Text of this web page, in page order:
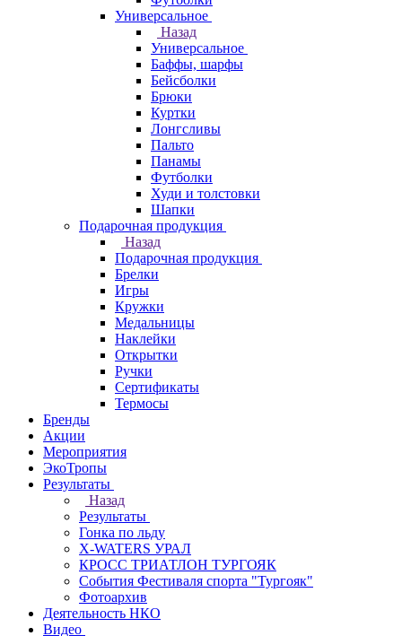
Универсальное
Назад
Универсальное
Баффы, шарфы
Бейсболки
Брюки
Куртки
Лонгсливы
Пальто
Панамы
Футболки
Худи и толстовки
Шапки
Подарочная продукция
Назад
Подарочная продукция
Брелки
Игры
Кружки
Медальницы
Наклейки
Открытки
Ручки
Сертификаты
Термосы
Бренды
Акции
Мероприятия
ЭкоТропы
Результаты
Назад
Результаты
Гонка по льду
X-WATERS УРАЛ
КРОСС ТРИАТЛОН ТУРГОЯК
События Фестиваля спорта "Тургояк"
Фотоархив
Деятельность НКО
Видео